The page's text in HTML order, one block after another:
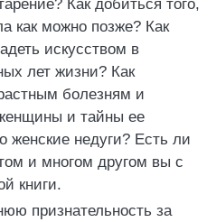
Как добиться того,
как можно позже? Как
искусством в
лет жизни? Как
болезням и
и тайны ее
женские недуги? Есть ли
и многом другом вы с
книги.
признательность за